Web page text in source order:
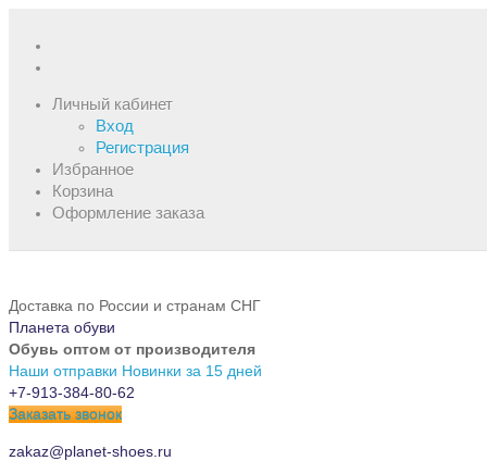
Личный кабинет
Вход
Регистрация
Избранное
Корзина
Оформление заказа
Доставка по России и странам СНГ
Планета обуви
Обувь оптом от производителя
Наши отправки Новинки за 15 дней
+7-913-384-80-62
Заказать звонок
zakaz@planet-shoes.ru